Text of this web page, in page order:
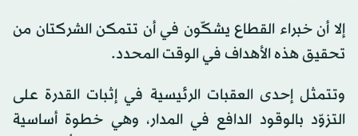
إلا أن خبراء القطاع يشكّون في أن تتمكن الشركتان من
تحقيق هذه الأهداف في الوقت المحدد.
وتتمثل إحدى العقبات الرئيسية في إثبات القدرة على
التزوّد بالوقود الدافع في المدار، وهي خطوة أساسية